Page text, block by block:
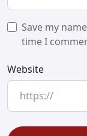
Save my
time I
Website